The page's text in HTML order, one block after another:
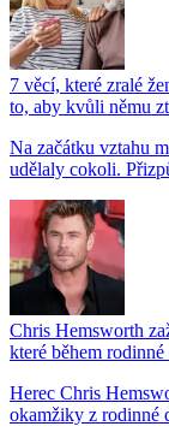
7 věcí, které zralé
to, aby kvůli němu
Na začátku vztahu
udělaly cokoli.
Chris Hemsworth
které během
Herec Chris
okamžiky z rodinné